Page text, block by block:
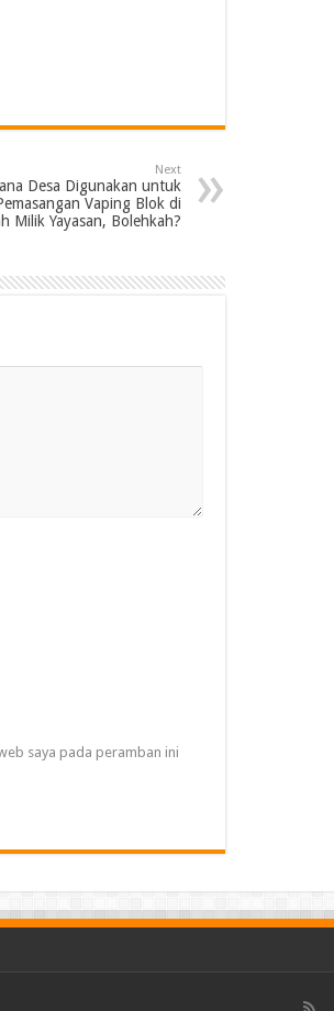
Next
Desa Digunakan untuk
Vaping Blok di
Milik Yayasan, Bolehkah?
saya pada peramban ini